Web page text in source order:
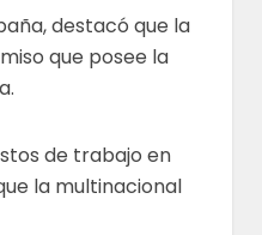
destacó que la
que posee la
de trabajo en
la multinacional